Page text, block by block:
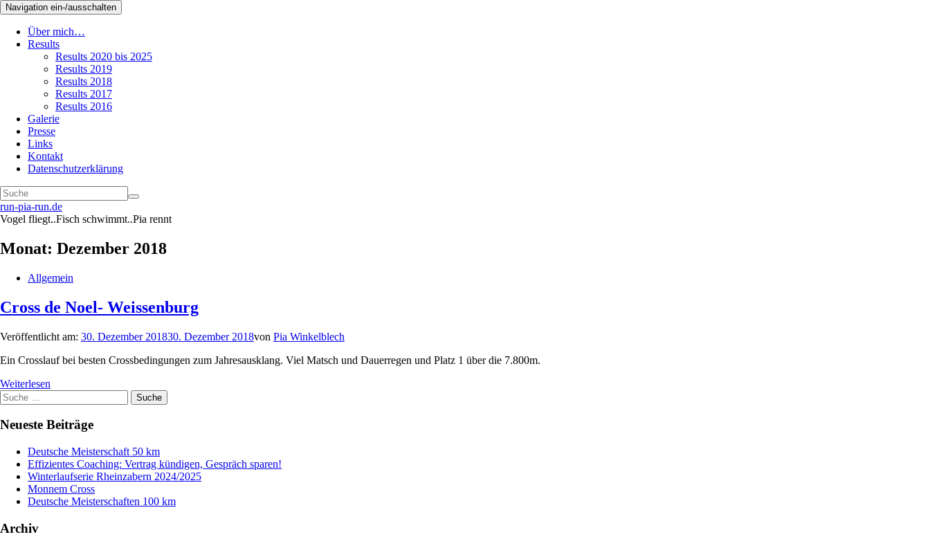
Navigation ein-/ausschalten
Über mich…
Results
Results 2020 bis 2025
Results 2019
Results 2018
Results 2017
Results 2016
Galerie
Presse
Links
Kontakt
Datenschutzerklärung
run-pia-run.de
Vogel fliegt..Fisch schwimmt..Pia rennt
Monat: Dezember 2018
Allgemein
Cross de Noel- Weissenburg
Veröffentlicht am: 30. Dezember 201830. Dezember 2018von Pia Winkelblech
Ein Crosslauf bei besten Crossbedingungen zum Jahresausklang. Viel Matsch und Dauerregen und Platz 1 über die 7.800m.
Weiterlesen
Suche
nach:
Suche
Neueste Beiträge
Deutsche Meisterschaft 50 km
Effizientes Coaching: Vertrag kündigen, Gespräch sparen!
Winterlaufserie Rheinzabern 2024/2025
Monnem Cross
Deutsche Meisterschaften 100 km
Archiv